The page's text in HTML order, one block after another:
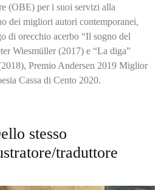
(OBE) per i suoi servizi alla
dei migliori autori contemporanei,
di orecchio acerbo “Il sogno del
Wiesmüller (2017) e “La diga”
Premio Andersen 2019 Miglior
Cassa di Cento 2020.
stesso
traduttore